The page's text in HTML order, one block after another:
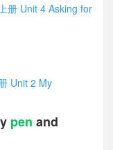
册 Unit 4 Asking for
Unit 2 My
pen and